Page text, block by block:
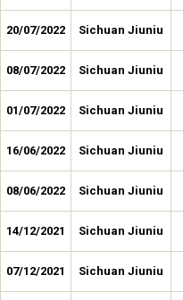
20/07/2022 Sichuan Jiuniu
08/07/2022 Sichuan Jiuniu
01/07/2022 Sichuan Jiuniu
16/06/2022 Sichuan Jiuniu
08/06/2022 Sichuan Jiuniu
14/12/2021 Sichuan Jiuniu
07/12/2021 Sichuan Jiuniu